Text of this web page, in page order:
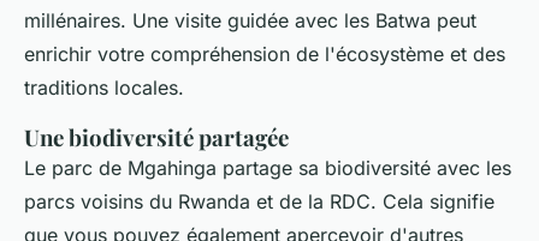
millénaires. Une visite guidée avec les Batwa peut
enrichir votre compréhension de l'écosystème et des
traditions locales.
Une biodiversité partagée
Le parc de Mgahinga partage sa biodiversité avec les
parcs voisins du Rwanda et de la RDC. Cela signifie
que vous pouvez également apercevoir d'autres